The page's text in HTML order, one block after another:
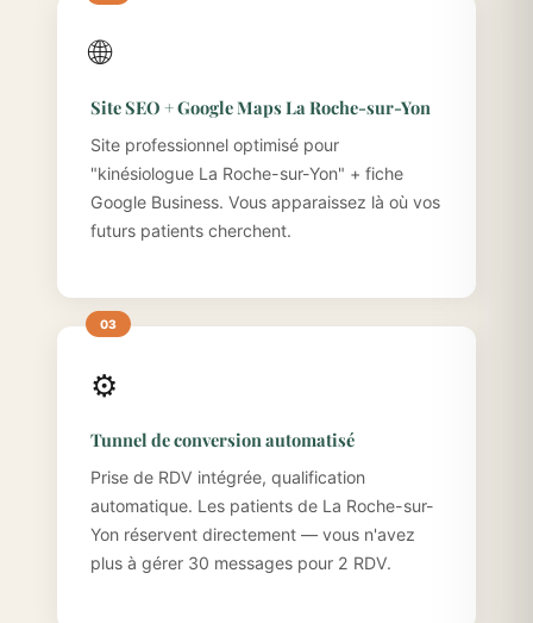
🌐
Site SEO + Google Maps La Roche-sur-Yon
Site professionnel optimisé pour
"kinésiologue La Roche-sur-Yon" + fiche
Google Business. Vous apparaissez là où vos
futurs patients cherchent.
⚙️
Tunnel de conversion automatisé
Prise de RDV intégrée, qualification
automatique. Les patients de La Roche-sur-
Yon réservent directement — vous n'avez
plus à gérer 30 messages pour 2 RDV.